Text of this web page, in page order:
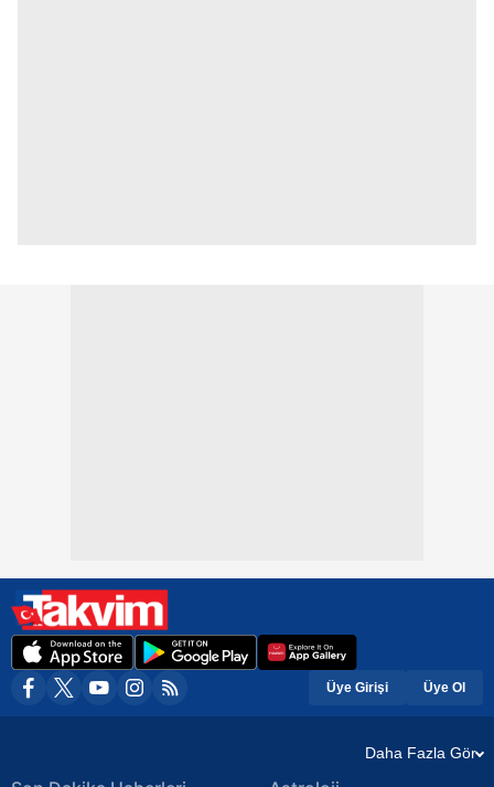
Üye Girişi Üye Ol
Daha Fazla Gör